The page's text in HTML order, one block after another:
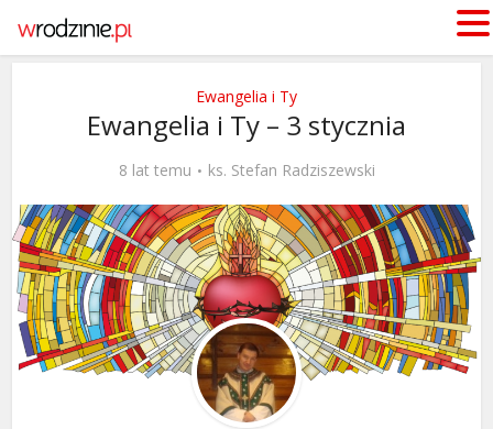
Ewangelia i Ty
Ewangelia i Ty – 3 stycznia
8 lat temu ks. Stefan Radziszewski